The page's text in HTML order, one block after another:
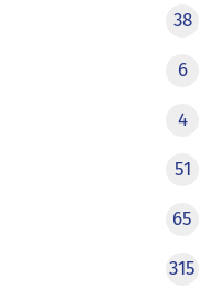
38
6
4
51
65
315